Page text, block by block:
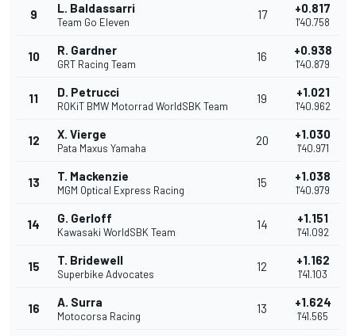
9 L. Baldassarri
Team Go Eleven
17 +0.817
1'40.758
10 R. Gardner
GRT Racing Team
16 +0.938
1'40.879
11 D. Petrucci
ROKiT BMW Motorrad WorldSBK Team
19 +1.021
1'40.962
12 X. Vierge
Pata Maxus Yamaha
20 +1.030
1'40.971
13 T. Mackenzie
MGM Optical Express Racing
15 +1.038
1'40.979
14 G. Gerloff
Kawasaki WorldSBK Team
14 +1.151
1'41.092
15 T. Bridewell
Superbike Advocates
12 +1.162
1'41.103
16 A. Surra
Motocorsa Racing
13 +1.624
1'41.565